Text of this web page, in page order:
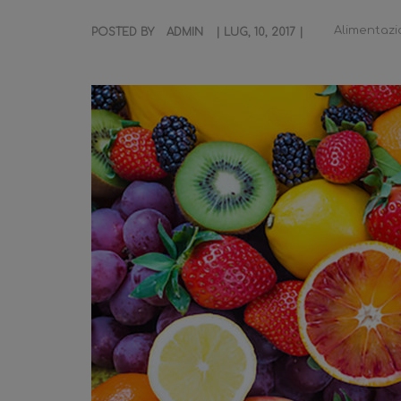
POSTED BY ADMIN | LUG, 10, 2017 |